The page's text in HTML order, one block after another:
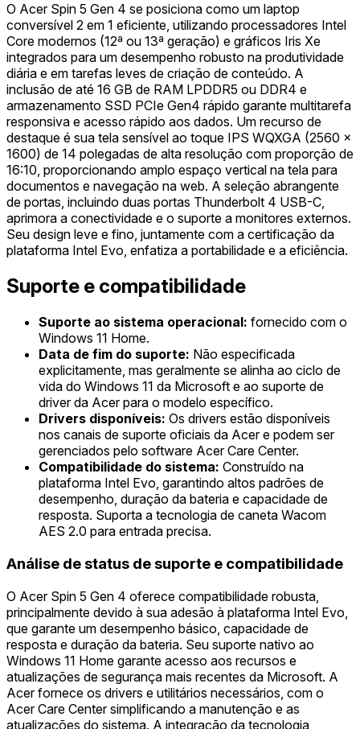
O Acer Spin 5 Gen 4 se posiciona como um laptop
conversível 2 em 1 eficiente, utilizando processadores Intel
Core modernos (12ª ou 13ª geração) e gráficos Iris Xe
integrados para um desempenho robusto na produtividade
diária e em tarefas leves de criação de conteúdo. A
inclusão de até 16 GB de RAM LPDDR5 ou DDR4 e
armazenamento SSD PCIe Gen4 rápido garante multitarefa
responsiva e acesso rápido aos dados. Um recurso de
destaque é sua tela sensível ao toque IPS WQXGA (2560 x
1600) de 14 polegadas de alta resolução com proporção de
16:10, proporcionando amplo espaço vertical na tela para
documentos e navegação na web. A seleção abrangente
de portas, incluindo duas portas Thunderbolt 4 USB-C,
aprimora a conectividade e o suporte a monitores externos.
Seu design leve e fino, juntamente com a certificação da
plataforma Intel Evo, enfatiza a portabilidade e a eficiência.
Suporte e compatibilidade
Suporte ao sistema operacional: fornecido com o
Windows 11 Home.
Data de fim do suporte: Não especificada
explicitamente, mas geralmente se alinha ao ciclo de
vida do Windows 11 da Microsoft e ao suporte de
driver da Acer para o modelo específico.
Drivers disponíveis: Os drivers estão disponíveis
nos canais de suporte oficiais da Acer e podem ser
gerenciados pelo software Acer Care Center.
Compatibilidade do sistema: Construído na
plataforma Intel Evo, garantindo altos padrões de
desempenho, duração da bateria e capacidade de
resposta. Suporta a tecnologia de caneta Wacom
AES 2.0 para entrada precisa.
Análise de status de suporte e compatibilidade
O Acer Spin 5 Gen 4 oferece compatibilidade robusta,
principalmente devido à sua adesão à plataforma Intel Evo,
que garante um desempenho básico, capacidade de
resposta e duração da bateria. Seu suporte nativo ao
Windows 11 Home garante acesso aos recursos e
atualizações de segurança mais recentes da Microsoft. A
Acer fornece os drivers e utilitários necessários, com o
Acer Care Center simplificando a manutenção e as
atualizações do sistema. A integração da tecnologia